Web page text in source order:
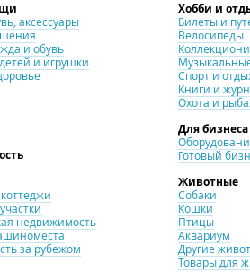
аксессуары
и обувь
и игрушки
недвижимость
за рубежом
Хобби и
Билеты и
Велосипеды
Спорт и
Книги и
Охота и
Для бизнеса
Готовый
Животные
Собаки
Кошки
Птицы
Аквариум
Другие
Товары для